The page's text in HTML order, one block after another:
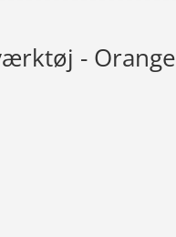
- Orange